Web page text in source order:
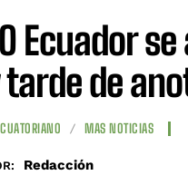
Ecuador
de
MAS NOTICIAS
Redacción